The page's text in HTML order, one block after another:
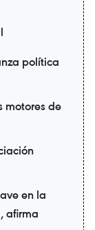
política
motores de
en la
afirma